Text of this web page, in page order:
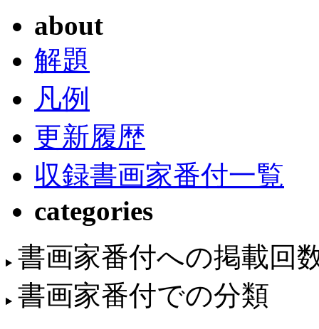
about
解題
凡例
更新履歴
収録書画家番付一覧
categories
書画家番付への掲載回
書画家番付での分類